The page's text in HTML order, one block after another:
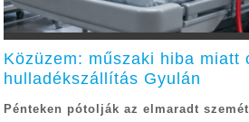
Közüzem: műszaki hiba miatt
hulladékszállítás Gyulán
Pénteken pótolják az elmaradt